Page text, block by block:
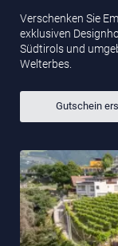
Verschenken Sie
exklusiven
Südtirols und
Welterbes.
Gutschein